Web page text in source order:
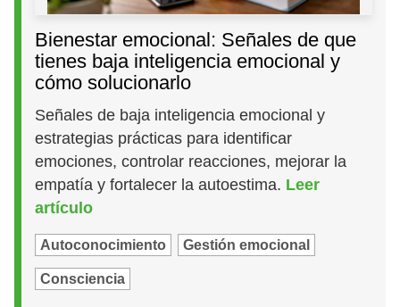
Bienestar emocional: Señales de que
tienes baja inteligencia emocional y
cómo solucionarlo
Señales de baja inteligencia emocional y
estrategias prácticas para identificar
emociones, controlar reacciones, mejorar la
empatía y fortalecer la autoestima. Leer
artículo
Autoconocimiento Gestión emocional
Consciencia